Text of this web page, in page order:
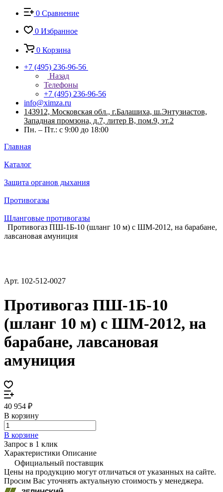
0 Сравнение
0 Избранное
0 Корзина
+7 (495) 236-96-56
Назад
Телефоны
+7 (495) 236-96-56
info@ximza.ru
143912, Московская обл., г.Балашиха, ш.Энтузиастов,
Западная промзона, д.7, литер В, пом.9, эт.2
Пн. – Пт.: с 9:00 до 18:00
Главная
Каталог
Защита органов дыхания
Противогазы
Шланговые противогазы
Противогаз ПШ-1Б-10 (шланг 10 м) с ШМ-2012, на барабане,
лавсановая амуниция
Арт. 102-512-0027
Противогаз ПШ-1Б-10
(шланг 10 м) с ШМ-2012, на
барабане, лавсановая
амуниция
40 954 ₽
В корзину
В корзине
Запрос в 1 клик
Характеристики Описание
Официальный поставщик
Цены на продукцию могут отличаться от указанных на сайте.
Просим Вас уточнять актуальную стоимость у менеджера.